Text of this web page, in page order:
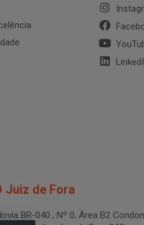
Juiz de Fora
BR-040 , Nº 0, Área B2